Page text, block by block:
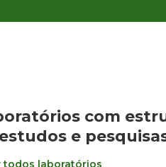
com
e
todos laboratórios